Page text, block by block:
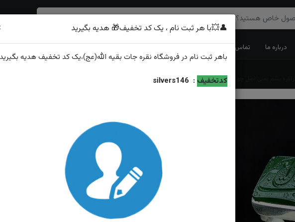
درباره ما تماس با ما
یشم یمنی اصل چهارگوش حکاکی یا قتیل العبرات رکاب صفوی دست ساز
صفوی دست ساز
ویژگی‌های محصول
توضیحات: ارسال و سایز رایگان همراه با هدیه زعفران قائنات از...
👤💥با هر ثبت نام ، یک کد تخفیف🎁 هدیه بگیرید
باهر ثبت نام در فروشگاه نقره جات بقیه الله(عج)،یک کد تخفیف هدیه
کدتخفیف :
silvers146